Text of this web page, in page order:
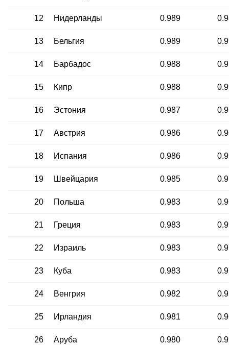
12 Нидерланды 0.989
13 Бельгия 0.989
14 Барбадос 0.988
15 Кипр 0.988
16 Эстония 0.987
17 Австрия 0.986
18 Испания 0.986
19 Швейцария 0.985
20 Польша 0.983
21 Греция 0.983
22 Израиль 0.983
23 Куба 0.983
24 Венгрия 0.982
25 Ирландия 0.981
26 Аруба 0.980